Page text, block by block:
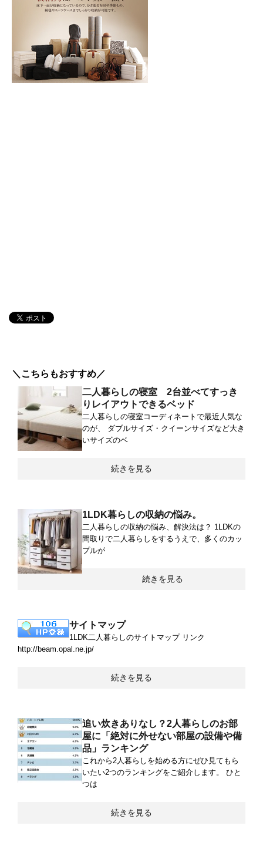
＼こちらもおすすめ／
二人暮らしの寝室 2台並べてすっき
りレイアウトできるベッド
二人暮らしの寝室コーディネートで最近人気な
のが、 ダブルサイズ・クイーンサイズなど大き
いサイズのベ
続きを見る
1LDK暮らしの収納の悩み。
二人暮らしの収納の悩み、解決法は？ 1LDKの
間取りで二人暮らしをするうえで、多くのカッ
プルが
続きを見る
サイトマップ
1LDK二人暮らしのサイトマップ リンク
http://beam.opal.ne.jp/
続きを見る
追い炊きありなし？2人暮らしのお部
屋に「絶対に外せない部屋の設備や備
品」ランキング
これから2人暮らしを始める方にぜひ見てもら
いたい2つのランキングをご紹介します。 ひと
つは
続きを見る